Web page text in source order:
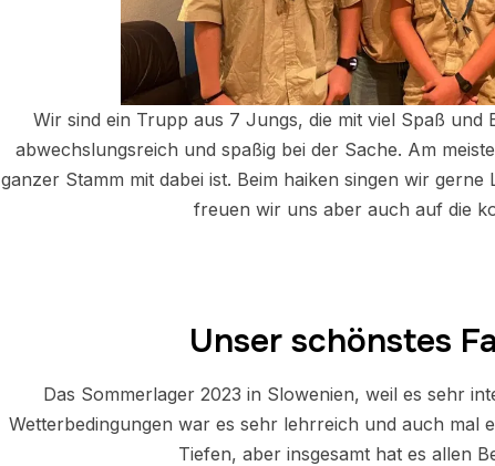
Wir sind ein Trupp aus 7 Jungs, die mit viel Spaß und
abwechslungsreich und spaßig bei der Sache. Am
ganzer Stamm mit dabei ist. Beim haiken singen wir
freuen wir uns aber auch auf die
Unser schönstes
Das Sommerlager 2023 in Slowenien, weil es sehr
Wetterbedingungen war es sehr lehrreich und auch mal
Tiefen, aber insgesamt hat es allen